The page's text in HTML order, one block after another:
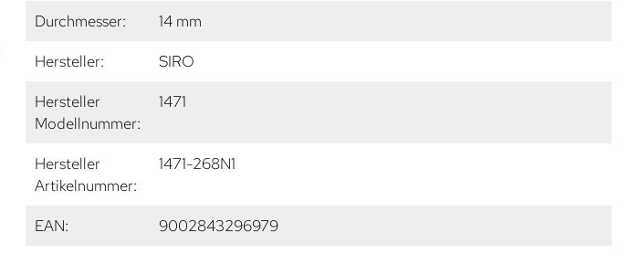
Durchmesser:
14 mm
Hersteller:
SIRO
Hersteller
Modellnummer:
1471
Hersteller
Artikelnummer:
1471-268N1
EAN:
9002843296979